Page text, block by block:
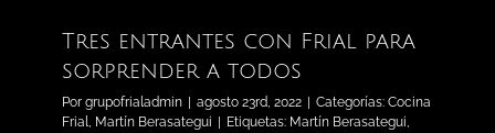
Tres entrantes con Frial para
sorprender a todos
Por grupofrialadmin agosto 23rd, 2022 Categorías: Cocina
Frial, Martín Berasategui Etiquetas: Martín Berasategui,